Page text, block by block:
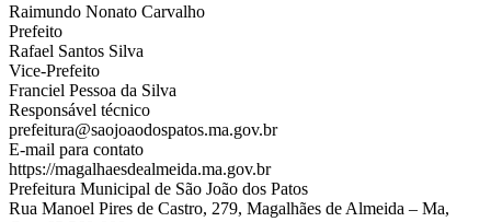
Raimundo Nonato Carvalho
Prefeito
Rafael Santos Silva
Vice-Prefeito
Franciel Pessoa da Silva
Responsável técnico
prefeitura@saojoaodospatos.ma.gov.br
E-mail para contato
https://magalhaesdealmeida.ma.gov.br
Prefeitura Municipal de São João dos Patos
Rua Manoel Pires de Castro, 279, Magalhães de Almeida – Ma,